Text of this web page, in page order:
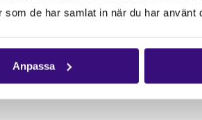
de har samlat in när du har använt
Anpassa